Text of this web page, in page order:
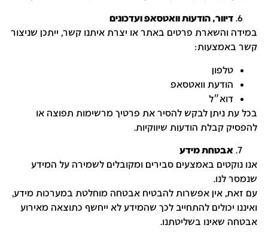
דיוור, הודעות וואטסאפ ועדכונים
במידה והשארת פרטים באתר או יצרת איתנו קשר, ייתכן שניצור
קשר באמצעות:
טלפון
הודעת וואטסאפ
דוא״ל
בכל עת ניתן לבקש להסיר את פרטיך מרשימות תפוצה או
להפסיק קבלת הודעות שיווקיות.
אבטחת מידע
אנו נוקטים באמצעים סבירים ומקובלים לשמירה על המידע
שנמסר לנו.
עם זאת, אין אפשרות להבטיח אבטחה מוחלטת במערכות מידע,
ואיננו יכולים להתחייב לכך שהמידע לא ייחשף כתוצאה מאירוע
אבטחה שאינו בשליטתנו.